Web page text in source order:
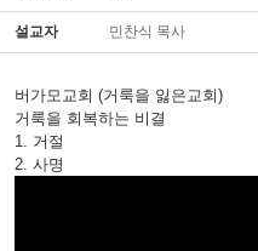
18 (고린도전서7) 고전4:1-8 판...
설교자 민찬식 목사
버가모교회 (거룩을 잃은교회)
거룩을 회복하는 비결
1. 거절
2. 사명